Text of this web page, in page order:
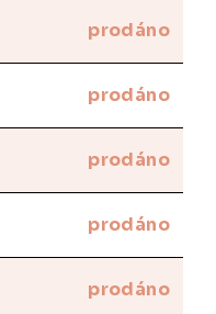
prodáno
prodáno
prodáno
prodáno
prodáno